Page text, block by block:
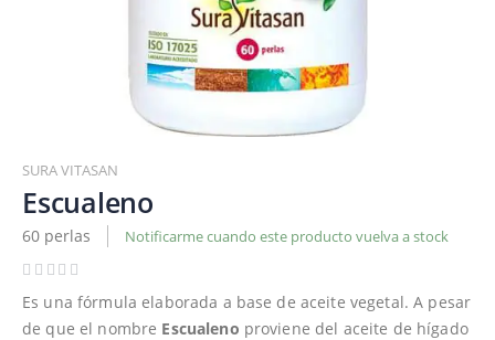
al
comienzo
de
la
galería
imágenes
SURA VITASAN
Escualeno
60 perlas Notificarme cuando este producto vuelva a stock
Es una fórmula elaborada a base de aceite vegetal. A pesar
de que el nombre Escualeno proviene del aceite de hígado